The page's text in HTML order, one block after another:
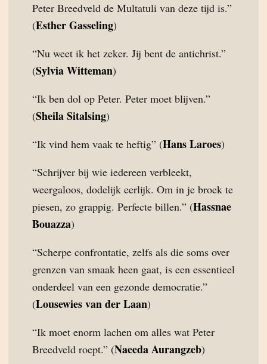
Peter Breedveld de Multatuli van deze tijd is.”
(Esther Gasseling)
“Nu weet ik het zeker. Jij bent de antichrist.”
(Sylvia Witteman)
“Ik ben dol op Peter. Peter moet blijven.”
(Sheila Sitalsing)
“Ik vind hem vaak te heftig” (Hans Laroes)
“Schrijver bij wie iedereen verbleekt,
weergaloos, dodelijk eerlijk. Om in je broek te
piesen, zo grappig. Perfecte billen.” (Hassnae
Bouazza)
“Scherpe confrontatie, zelfs als die soms over
grenzen van smaak heen gaat, is een essentieel
onderdeel van een gezonde democratie.”
(Lousewies van der Laan)
“Ik moet enorm lachen om alles wat Peter
Breedveld roept.” (Naeeda Aurangzeb)